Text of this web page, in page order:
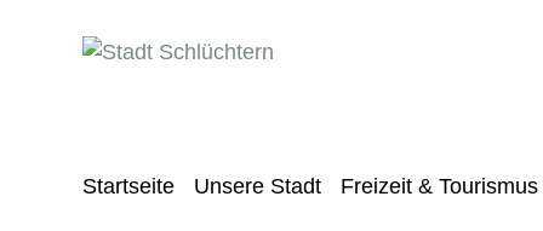
Startseite Unsere Stadt Freizeit & Tourismus